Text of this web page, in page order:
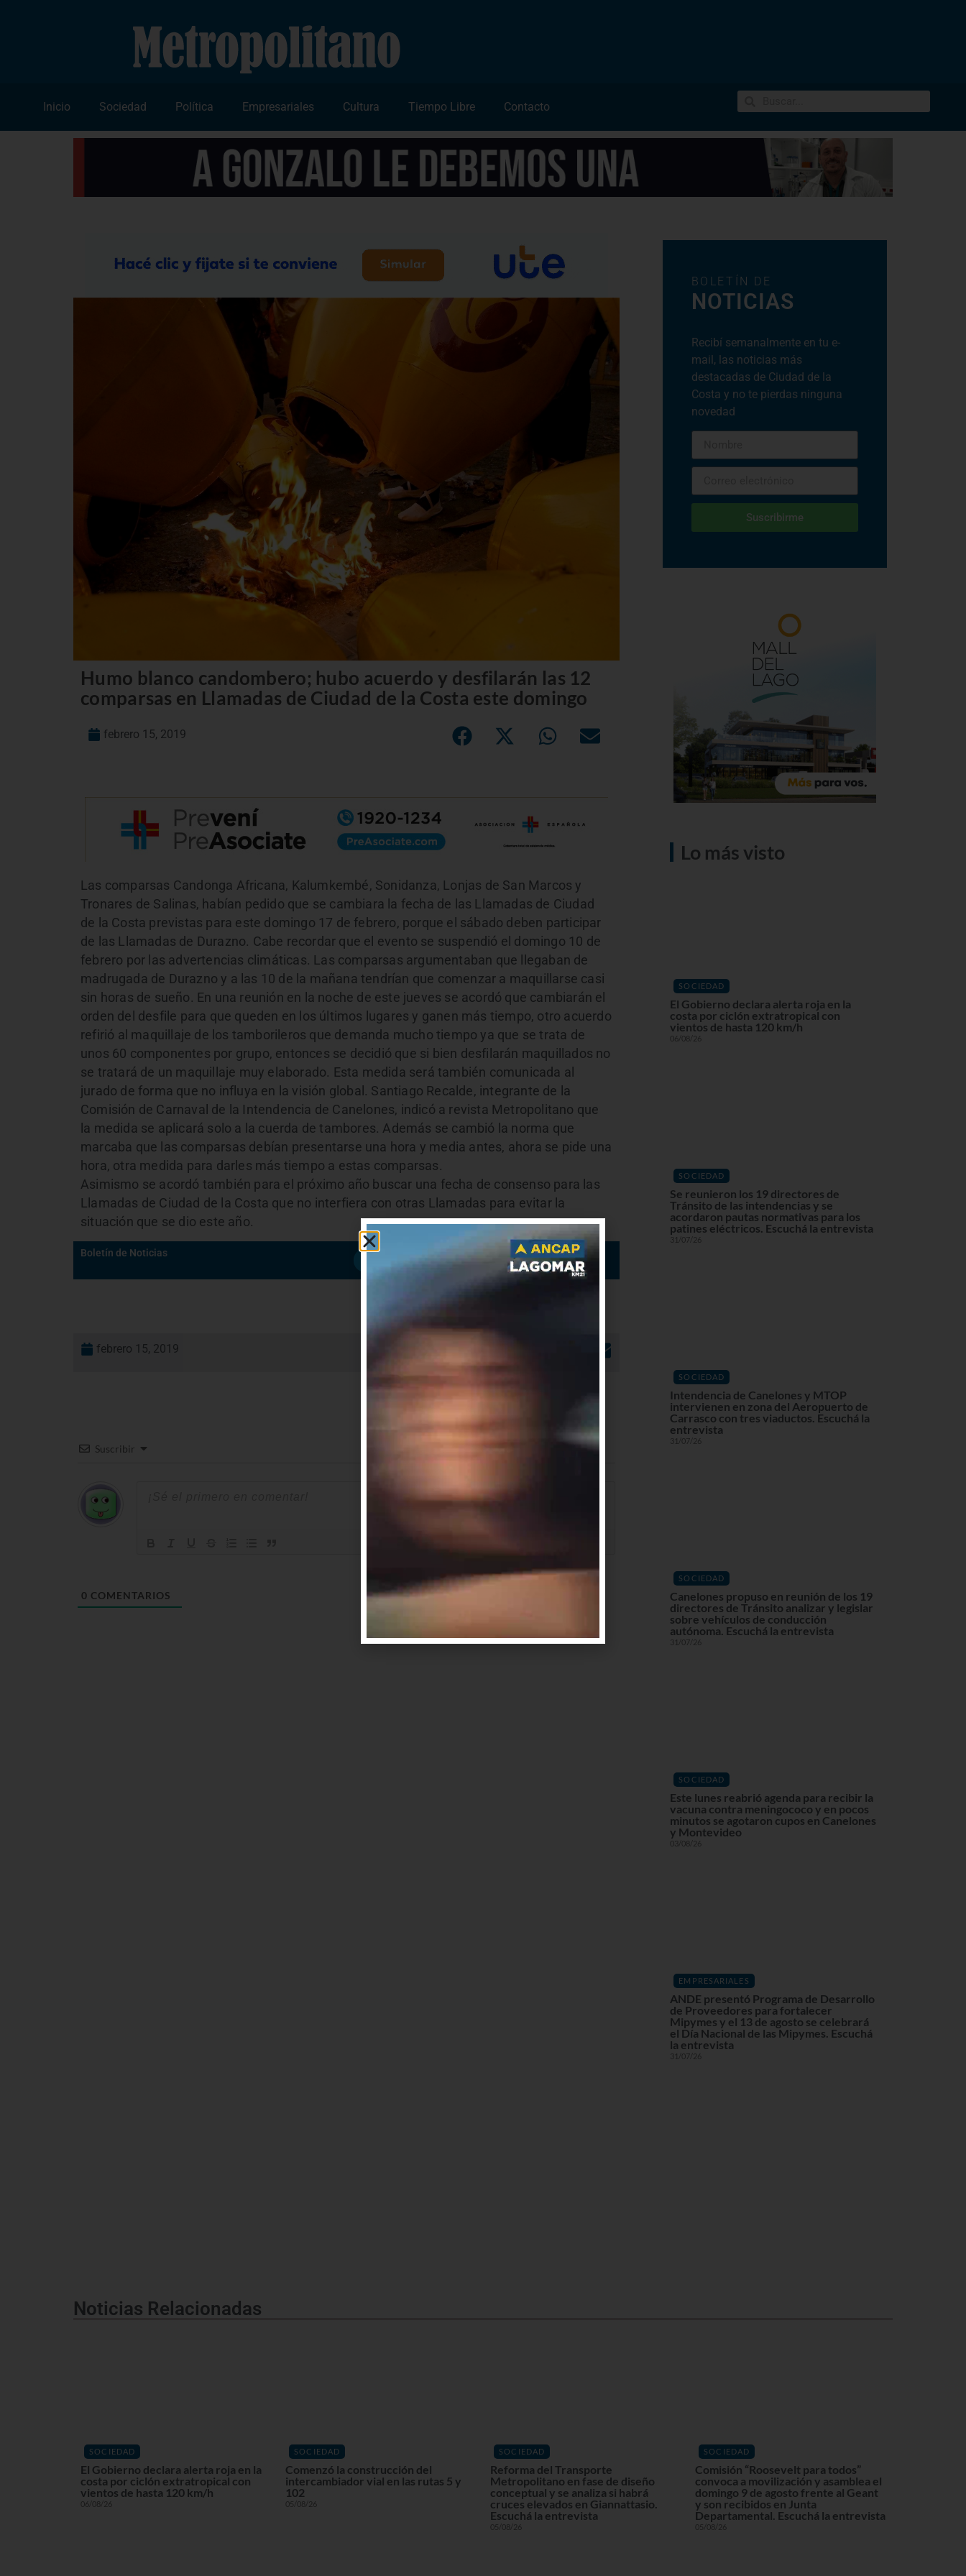
Inicio Sociedad Política Empresariales Cultura Tiempo Libre Contacto
Humo blanco candombero; hubo acuerdo y desfilarán las 12
comparsas en Llamadas de Ciudad de la Costa este domingo
febrero 15, 2019
Las comparsas Candonga Africana, Kalumkembé, Sonidanza, Lonjas de San Marcos y
Tronares de Salinas, habían pedido que se cambiara la fecha de las Llamadas de Ciudad
de la Costa previstas para este domingo 17 de febrero, porque el sábado deben participar
de las Llamadas de Durazno. Cabe recordar que el evento se suspendió el domingo 10 de
febrero por las advertencias climáticas. Las comparsas argumentaban que llegaban de
madrugada de Durazno y a las 10 de la mañana tendrían que comenzar a maquillarse casi
sin horas de sueño. En una reunión en la noche de este jueves se acordó que cambiarán el
orden del desfile para que queden en los últimos lugares y ganen más tiempo, otro acuerdo
refirió al maquillaje de los tamborileros que demanda mucho tiempo ya que se trata de
unos 60 componentes por grupo, entonces se decidió que si bien desfilarán maquillados no
se tratará de un maquillaje muy elaborado. Esta medida será también comunicada al
jurado de forma que no influya en la visión global. Santiago Recalde, integrante de la
Comisión de Carnaval de la Intendencia de Canelones, indicó a revista Metropolitano que
la medida se aplicará solo a la cuerda de tambores. Además se cambió la norma que
marcaba que las comparsas debían presentarse una hora y media antes, ahora se pide una
hora, otra medida para darles más tiempo a estas comparsas.
Asimismo se acordó también para el próximo año buscar una fecha de consenso para las
Llamadas de Ciudad de la Costa que no interfiera con otras Llamadas para evitar la
situación que se dio este año.
Boletín de Noticias
Suscribirme
febrero 15, 2019
Suscribir
0 COMENTARIOS
BOLETÍN DE
NOTICIAS
Recibí semanalmente en tu e-
mail, las noticias más
destacadas de Ciudad de la
Costa y no te pierdas ninguna
novedad
Suscribirme
Lo más visto
SOCIEDAD
El Gobierno declara alerta roja en la
costa por ciclón extratropical con
vientos de hasta 120 km/h
06/08/26
SOCIEDAD
Se reunieron los 19 directores de
Tránsito de las intendencias y se
acordaron pautas normativas para los
patines eléctricos. Escuchá la entrevista
31/07/26
SOCIEDAD
Intendencia de Canelones y MTOP
intervienen en zona del Aeropuerto de
Carrasco con tres viaductos. Escuchá la
entrevista
31/07/26
SOCIEDAD
Canelones propuso en reunión de los 19
directores de Tránsito analizar y legislar
sobre vehículos de conducción
autónoma. Escuchá la entrevista
31/07/26
SOCIEDAD
Este lunes reabrió agenda para recibir la
vacuna contra meningococo y en pocos
minutos se agotaron cupos en Canelones
y Montevideo
03/08/26
EMPRESARIALES
ANDE presentó Programa de Desarrollo
de Proveedores para fortalecer
Mipymes y el 13 de agosto se celebrará
el Día Nacional de las Mipymes. Escuchá
la entrevista
31/07/26
Noticias Relacionadas
SOCIEDAD
El Gobierno declara alerta roja en la
costa por ciclón extratropical con
vientos de hasta 120 km/h
06/08/26
SOCIEDAD
Comenzó la construcción del
intercambiador vial en las rutas 5 y
102
05/08/26
SOCIEDAD
Reforma del Transporte
Metropolitano en fase de diseño
conceptual y se analiza si habrá
cruces elevados en Giannattasio.
Escuchá la entrevista
05/08/26
SOCIEDAD
Comisión “Roosevelt para todos”
convoca a movilización y asamblea el
domingo 9 de agosto frente al Geant
y son recibidos en Junta
Departamental. Escuchá la entrevista
05/08/26